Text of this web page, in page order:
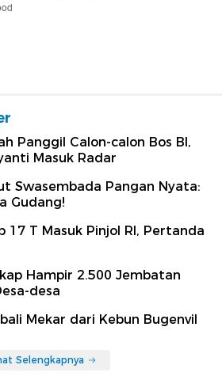
Panggil Calon-calon Bos BI,
Masuk Radar
Swasembada Pangan Nyata:
Gudang!
17 T Masuk Pinjol RI, Pertanda
Hampir 2.500 Jembatan
desa
Mekar dari Kebun Bugenvil
Selengkapnya